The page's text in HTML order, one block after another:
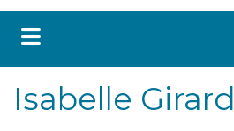
(CLINIQUES )
(CARRIÈRES )
Isabelle Girard